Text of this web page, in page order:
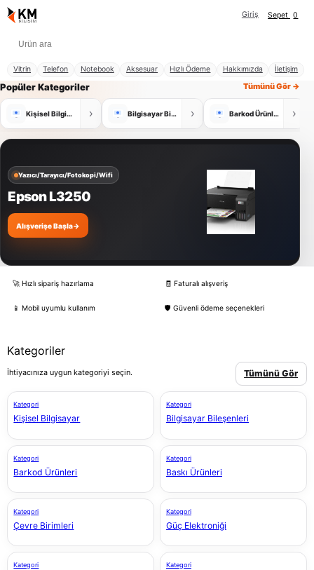
Giriş Sepet 0
Vitrin Telefon Notebook Aksesuar Hızlı Ödeme Hakkımızda İletişim
Popüler Kategoriler Tümünü Gör →
Kişisel Bilgisayar › Bilgisayar Bileşenleri › Barkod Ürünleri ›
Yazıcı/Tarayıcı/Fotokopi/Wifi
Epson L3250
Alışverişe Başla→
🚀 Hızlı sipariş hazırlama 🧾 Faturalı alışveriş
📱 Mobil uyumlu kullanım 🛡️ Güvenli ödeme seçenekleri
Kategoriler
İhtiyacınıza uygun kategoriyi seçin. Tümünü Gör
Kategori
Kişisel Bilgisayar
Kategori
Bilgisayar Bileşenleri
Kategori
Barkod Ürünleri
Kategori
Baskı Ürünleri
Kategori
Çevre Birimleri
Kategori
Güç Elektroniği
Kategori Kategori